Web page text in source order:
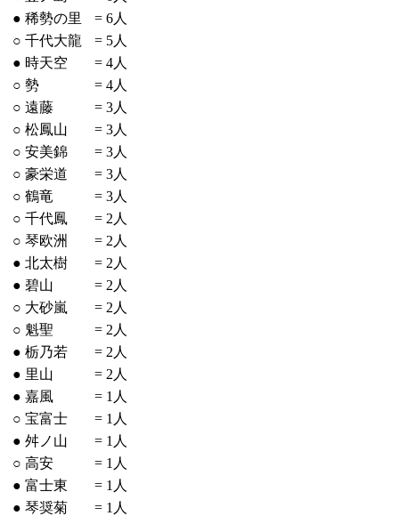
● 稀勢の里 = 6人
○ 千代大龍 = 5人
● 時天空 = 4人
○ 勢 = 4人
○ 遠藤 = 3人
○ 松鳳山 = 3人
○ 安美錦 = 3人
○ 豪栄道 = 3人
○ 鶴竜 = 3人
○ 千代鳳 = 2人
○ 琴欧洲 = 2人
● 北太樹 = 2人
● 碧山 = 2人
○ 大砂嵐 = 2人
○ 魁聖 = 2人
● 栃乃若 = 2人
● 里山 = 2人
● 嘉風 = 1人
○ 宝富士 = 1人
● 舛ノ山 = 1人
○ 高安 = 1人
● 富士東 = 1人
● 琴奨菊 = 1人